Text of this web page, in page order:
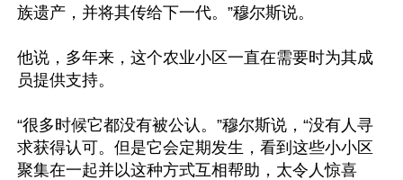
族遗产，并将其传给下一代。”穆尔斯说。
他说，多年来，这个农业小区一直在需要时为其成
员提供支持。
“很多时候它都没有被公认。”穆尔斯说，“没有人寻
求获得认可。但是它会定期发生，看到这些小小区
聚集在一起并以这种方式互相帮助，太令人惊喜